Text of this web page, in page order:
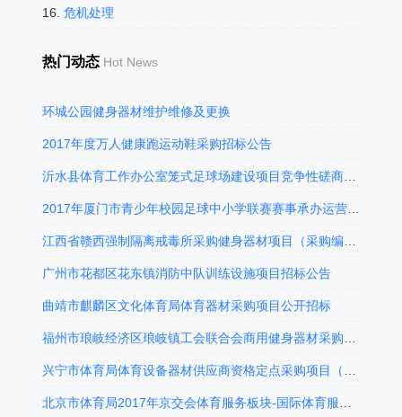
16. 危机处理
热门动态 Hot News
环城公园健身器材维护维修及更换
2017年度万人健康跑运动鞋采购招标公告
沂水县体育工作办公室笼式足球场建设项目竞争性磋商公告
2017年厦门市青少年校园足球中小学联赛赛事承办运营招标公告
广州市花都区花东镇消防中队训练设施项目招标公告
曲靖市麒麟区文化体育局体育器材采购项目公开招标